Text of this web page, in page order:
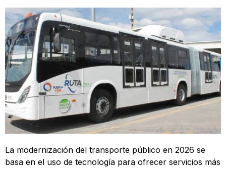
La modernización del transporte público en 2026 se
basa en el uso de tecnología para ofrecer servicios más